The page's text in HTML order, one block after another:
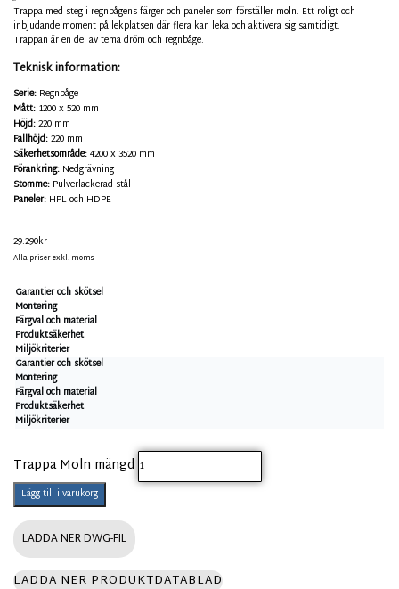
Trappa med steg i regnbågens färger och paneler som förställer moln. Ett roligt och
inbjudande moment på lekplatsen där flera kan leka och aktivera sig samtidigt.
Trappan är en del av tema dröm och regnbåge.
Teknisk information:
Serie: Regnbåge
Mått: 1200 x 520 mm
Höjd:220 mm
Fallhöjd:220 mm
Säkerhetsområde:4200 x 3520 mm
Förankring: Nedgrävning
Stomme: Pulverlackerad stål
Paneler: HPL och HDPE
29.290kr
Alla priser exkl. moms
Garantier och skötsel
Montering
Färgval och material
Produktsäkerhet
Miljökriterier
Garantier och skötsel
Montering
Färgval och material
Produktsäkerhet
Miljökriterier
Trappa Moln mängd
Lägg till i varukorg
LADDA NER DWG-FIL
LADDA NER PRODUKTDATABLAD